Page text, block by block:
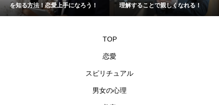
を知る方法！恋愛上手になろう！
理解することで親しくなれる！
TOP
恋愛
スピリチュアル
男女の心理